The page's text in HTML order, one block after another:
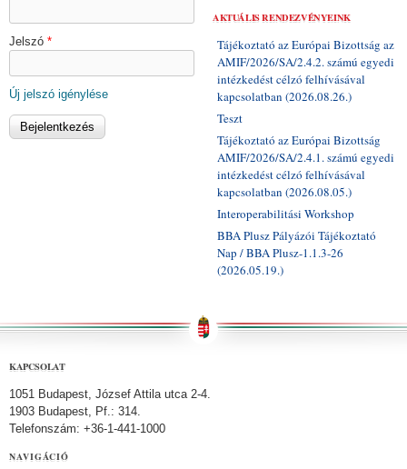
Jelszó *
Új jelszó igénylése
AKTUÁLIS RENDEZVÉNYEINK
Tájékoztató az Európai Bizottság az
AMIF/2026/SA/2.4.2. számú egyedi
intézkedést célzó felhívásával
kapcsolatban (2026.08.26.)
Teszt
Tájékoztató az Európai Bizottság
AMIF/2026/SA/2.4.1. számú egyedi
intézkedést célzó felhívásával
kapcsolatban (2026.08.05.)
Interoperabilitási Workshop
BBA Plusz Pályázói Tájékoztató
Nap / BBA Plusz-1.1.3-26
(2026.05.19.)
KAPCSOLAT
1051 Budapest, József Attila utca 2-4.
1903 Budapest, Pf.: 314.
Telefonszám: +36-1-441-1000
NAVIGÁCIÓ